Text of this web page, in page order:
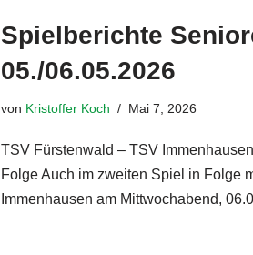
Spielberichte
05./06.05.2026
von Kristoffer Koch Mai 7, 2026
TSV Fürstenwald – TSV
Folge Auch im zweiten Spiel in Folge
Immenhausen am Mittwochabend,